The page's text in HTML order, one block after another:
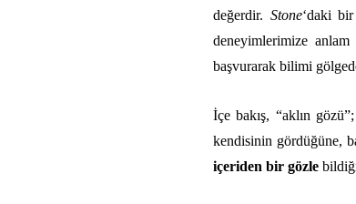
değerdir. Stone‘daki bir
deneyimlerimize anlam
başvurarak bilimi
İçe bakış, “aklın
kendisinin gördüğüne,
içeriden bir gözle